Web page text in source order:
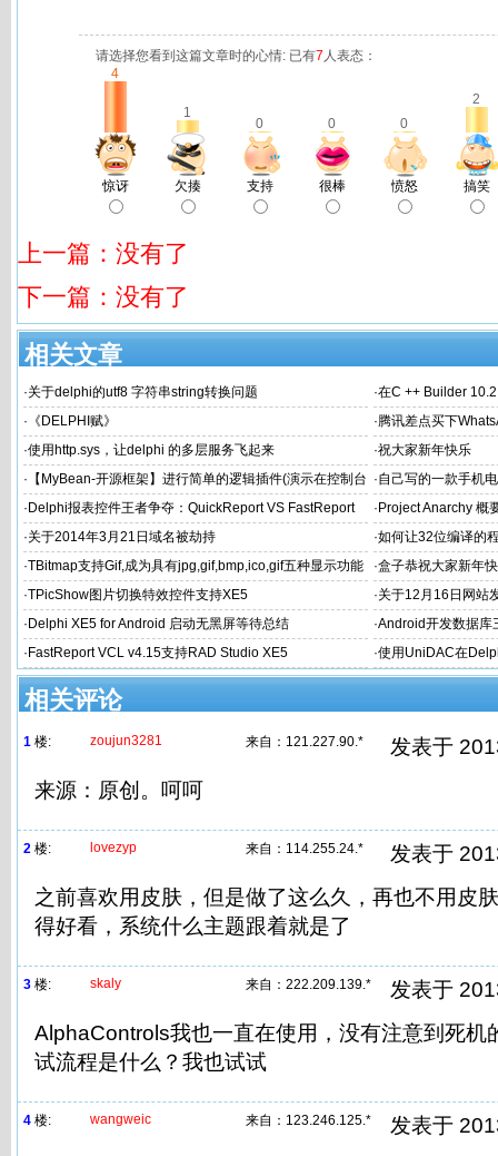
请选择您看到这篇文章时的心情: 已有7 人表态：
4
1
0 0 0
2
惊讶 欠揍 支持 很棒 愤怒 搞笑
上一篇：没有了
下一篇：没有了
相关文章
·关于delphi的utf8 字符串string转换问题 ·在C ++ Builder
· 《DELPHI赋》 ·腾讯差点买下
·使用http.sys，让delphi 的多层服务飞起来 ·祝大家新年快乐
· 【MyBean-开源框架】进行简单的逻辑插件(演示在控制台
中应用)
·自己写的一款手机
希望得到大家认可和
· Delphi报表控件王者争夺：QuickReport VS FastReport · Project Anarchy 概
·关于2014年3月21日域名被劫持 ·如何让32位编译的
·TBitmap支持Gif,成为具有jpg,gif,bmp,ico,gif五种显示功能
的图片控件
·盒子恭祝大家新年
·TPicShow图片切换特效控件支持XE5 ·关于12月16日网站
· Delphi XE5 for Android 启动无黑屏等待总结 ·Android开发数据库
· FastReport VCL v4.15支持RAD Studio XE5 ·使用UniDAC在
相关评论
1 楼: zoujun3281 来自： 121.227.90.*
发表于
来源：原创。呵呵
2 楼: lovezyp 来自： 114.255.24.*
发表于
之前喜欢用皮肤，但是做了这么久，再也不用皮
得好看，系统什么主题跟着就是了
3 楼: skaly 来自： 222.209.139.*
发表于
AlphaControls我也一直在使用，没有注意到死机
试流程是什么？我也试试
4 楼: wangweic 来自： 123.246.125.*
发表于